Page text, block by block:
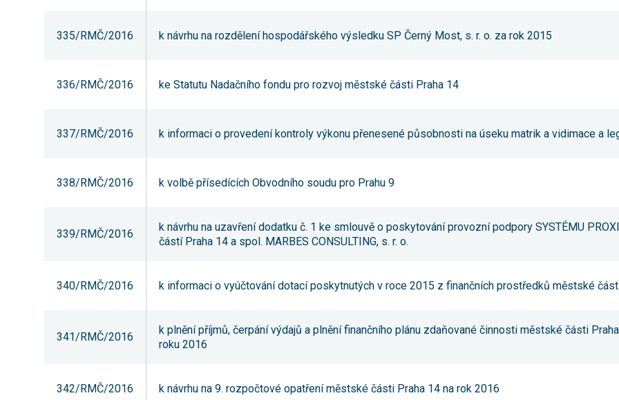
335/RMČ/2016 k návrhu na rozdělení hospodářského výsledku SP Černý Most, s. r. o. za rok 2015
336/RMČ/2016 ke Statutu Nadačního fondu pro rozvoj městské části Praha 14
337/RMČ/2016 k informaci o provedení kontroly výkonu přenesené působnosti na úseku matrik a vidimace a
338/RMČ/2016 k volbě přísedících Obvodního soudu pro Prahu 9
339/RMČ/2016
k návrhu na uzavření dodatku č. 1 ke smlouvě o poskytování provozní podpory SYSTÉMU
částí Praha 14 a spol. MARBES CONSULTING, s. r. o.
340/RMČ/2016 k informaci o vyúčtování dotací poskytnutých v roce 2015 z finančních prostředků městské
341/RMČ/2016
k plnění příjmů, čerpání výdajů a plnění finančního plánu zdaňované činnosti městské části
roku 2016
342/RMČ/2016 k návrhu na 9. rozpočtové opatření městské části Praha 14 na rok 2016
našich návštěvníků.
abychom Vám
mohli zobrazit
založené na Vašich
není zpravidla
možná
osoby, protože jsou
souhlas, nebudete
příjemcem obsahů